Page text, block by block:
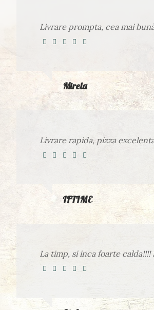
Livrare prompta, cea mai
Mirela
Livrare rapida, pizza
IFTIME
La timp, si inca foarte calda!!!!